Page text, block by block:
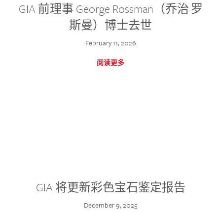
GIA 前理事 George Rossman（乔治·罗
斯曼）博士去世
February 11, 2026
阅读更多
GIA 将更新彩色宝石鉴定报告
December 9, 2025